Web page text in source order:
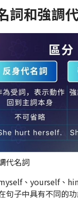
詞和強調
代名詞
、yourself、
句子中具有不同的功